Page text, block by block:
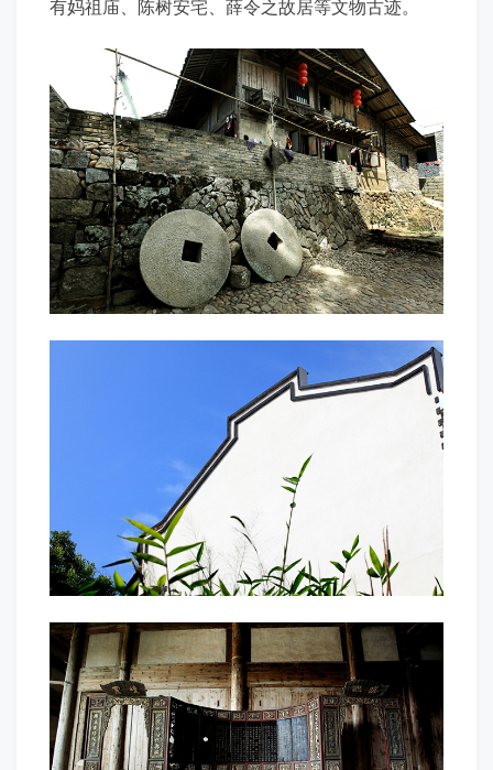
有妈祖庙、陈树安宅、薛令之故居等文物古迹。